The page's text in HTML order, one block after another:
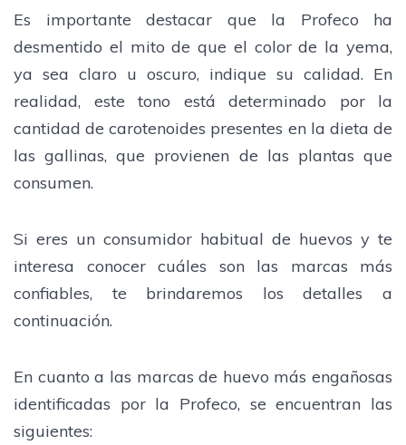
Es importante destacar que la Profeco ha
desmentido el mito de que el color de la yema,
ya sea claro u oscuro, indique su calidad. En
realidad, este tono está determinado por la
cantidad de carotenoides presentes en la dieta de
las gallinas, que provienen de las plantas que
consumen.
Si eres un consumidor habitual de huevos y te
interesa conocer cuáles son las marcas más
confiables, te brindaremos los detalles a
continuación.
En cuanto a las marcas de huevo más engañosas
identificadas por la Profeco, se encuentran las
siguientes: